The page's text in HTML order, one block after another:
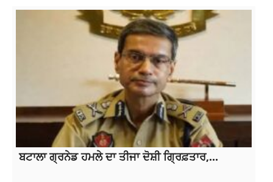
ਬਟਾਲਾ ਗ੍ਰਨੇਡ ਹਮਲੇ ਦਾ ਤੀਜਾ ਦੋਸ਼ੀ ਗ੍ਰਿਫ਼ਤਾਰ,...